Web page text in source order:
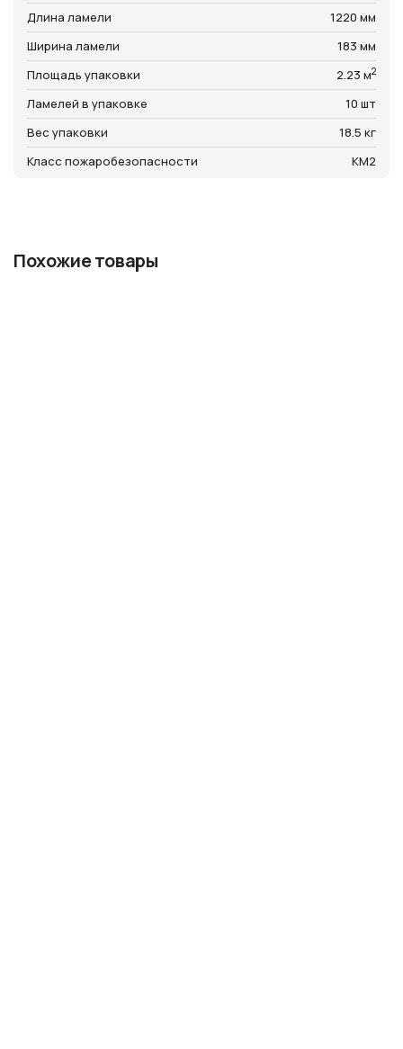
Длина ламели
1220 мм
Ширина ламели
183 мм
Площадь упаковки
2.23 м2
Ламелей в упаковке
10 шт
Вес упаковки
18.5 кг
Класс пожаробезопасности
КМ2
Похожие товары